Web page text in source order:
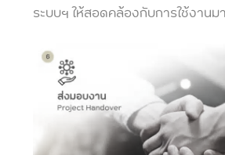
ระบบฯ ให้สอดคล้องกับการใช้งานม